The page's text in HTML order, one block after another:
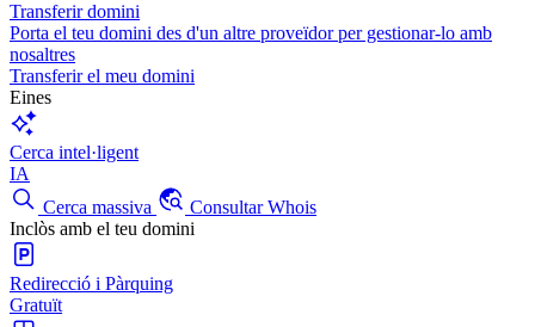
Transferir domini
Porta el teu domini des d'un altre proveïdor per gestionar-lo amb
nosaltres
Transferir el meu domini
Eines
Cerca intel·ligent
IA
Cerca massiva
Consultar Whois
Inclòs amb el teu domini
Redirecció i Pàrquing
Gratuït